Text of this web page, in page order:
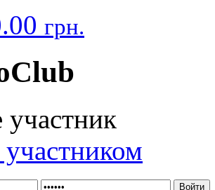
грн.
Club
участником